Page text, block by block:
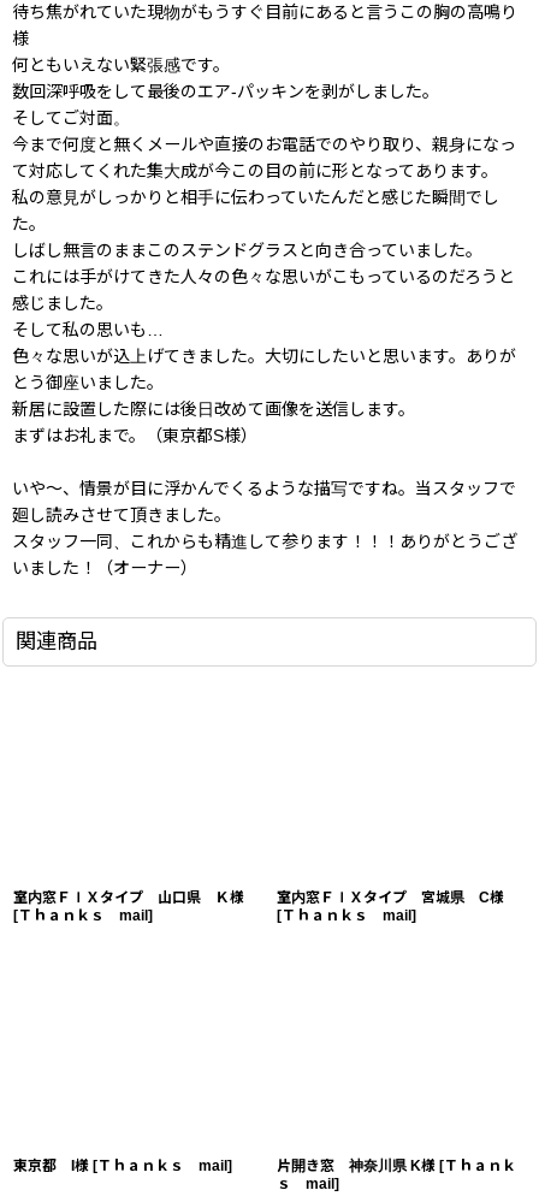
待ち焦がれていた現物がもうすぐ目前にあると言うこの胸の高鳴り
様
何ともいえない緊張感です。
数回深呼吸をして最後のエア-パッキンを剥がしました。
そしてご対面。
今まで何度と無くメールや直接のお電話でのやり取り、親身になっ
て対応してくれた集大成が今この目の前に形となってあります。
私の意見がしっかりと相手に伝わっていたんだと感じた瞬間でし
た。
しばし無言のままこのステンドグラスと向き合っていました。
これには手がけてきた人々の色々な思いがこもっているのだろうと
感じました。
そして私の思いも…
色々な思いが込上げてきました。大切にしたいと思います。ありが
とう御座いました。
新居に設置した際には後日改めて画像を送信します。
まずはお礼まで。（東京都S様）
いや〜、情景が目に浮かんでくるような描写ですね。当スタッフで
廻し読みさせて頂きました。
スタッフ一同、これからも精進して参ります！！！ありがとうござ
いました！（オーナー）
関連商品
室内窓ＦＩＸタイプ 山口県 Ｋ様
[Ｔｈａｎｋｓ mail ]
室内窓ＦＩＸタイプ 宮城県 C様
[Ｔｈａｎｋｓ mail ]
東京都 I様 [Ｔｈａｎｋｓ mail ] 片開き窓 神奈川県 K様 [Ｔｈａｎｋ
ｓ mail ]